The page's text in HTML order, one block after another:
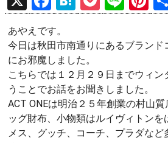
a
ce
b
o
o
k
at
e
n
a
o
ck
n
e
nt
er
t
あやえです。
今日は秋田市南通りにあるブランド
にお邪魔しました。
こちらでは１２月２９日までウィン
うことでお話をお聞きしました。
ACT ONEは明治２５年創業の村山
ッグ財布、小物類はルイヴィトン
メス、グッチ、コーチ、プラダなど